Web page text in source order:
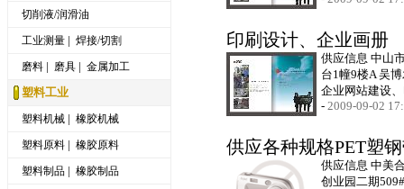
切削液/润滑油
工业测量 | 焊接/切割
磨料 | 磨具 | 金属加工
塑料工业
塑料机械 | 橡胶机械
塑料原料 | 橡胶原料
塑料制品 | 橡胶制品
印刷设计、企业画册
供应信息 中山
台1幢9楼A 吴
企业网站建设
- 2009-09-02
供应各种规格PET塑
供应信息 中美
创业园二期